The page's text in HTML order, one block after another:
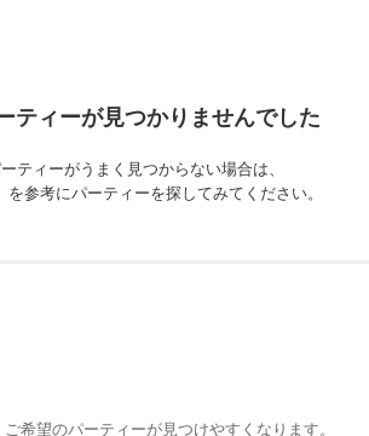
ティーが見つかりませんでした
ティーがうまく見つからない場合は、
を参考にパーティーを探してみてください。
希望のパーティーが見つけやすくなります。